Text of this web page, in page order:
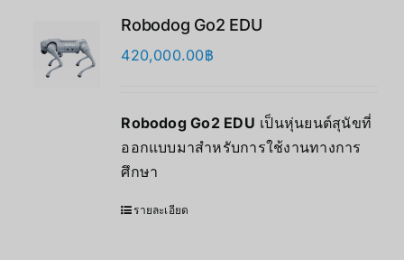
Robodog Go2 EDU
420,000.00฿
Robodog Go2 EDU เป็นหุ่นยนต์สุนัขที่
ออกแบบมาสำหรับการใช้งานทางการ
ศึกษา
รายละเอียด